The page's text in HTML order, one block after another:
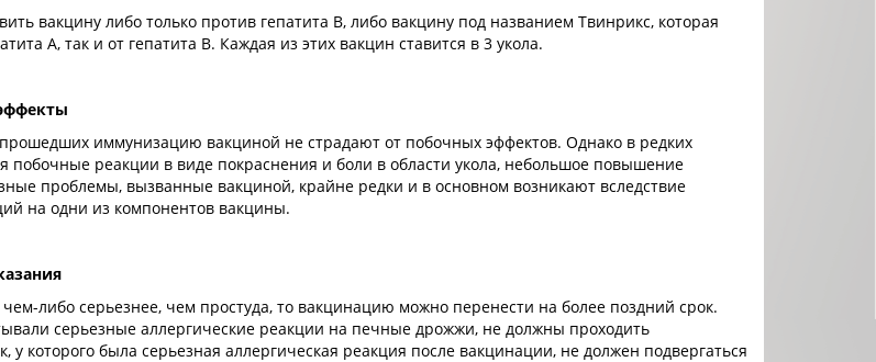
вакцину либо только против гепатита B, либо вакцину под названием Твинрикс, которая
A, так и от гепатита B. Каждая из этих вакцин ставится в 3 укола.
иммунизацию вакциной не страдают от побочных эффектов. Однако в редких
побочные реакции в виде покраснения и боли в области укола, небольшое повышение
проблемы, вызванные вакциной, крайне редки и в основном возникают вследствие
на одни из компонентов вакцины.
чем-либо серьезнее, чем простуда, то вакцинацию можно перенести на более поздний срок.
серьезные аллергические реакции на печные дрожжи, не должны проходить
у которого была серьезная аллергическая реакция после вакцинации, не должен подвергаться